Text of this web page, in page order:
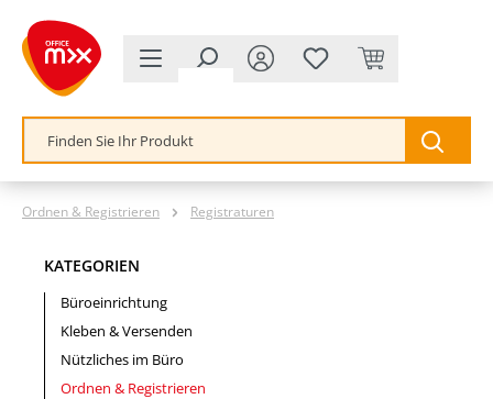
springen
Ordnen & Registrieren Registraturen
KATEGORIEN
Büroeinrichtung
Kleben & Versenden
Nützliches im Büro
Ordnen & Registrieren